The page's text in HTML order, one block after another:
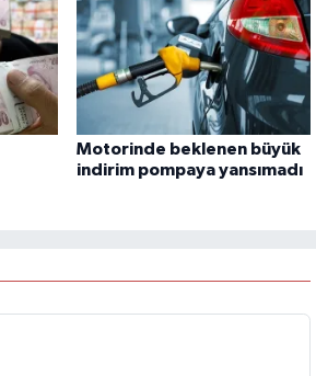
Motorinde beklenen büyük
indirim pompaya yansımadı